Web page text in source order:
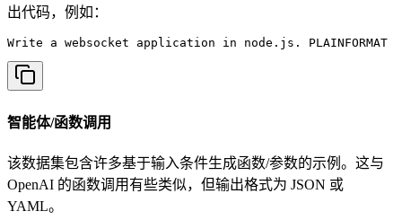
出代码，例如：
Write a websocket application in node.js. PLAINFORMAT
智能体/函数调用
该数据集包含许多基于输入条件生成函数/参数的示例。这与
OpenAI 的函数调用有些类似，但输出格式为 JSON 或
YAML。